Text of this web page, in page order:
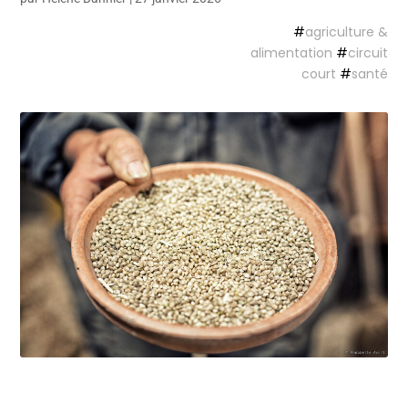
#agriculture &
alimentation #circuit
court #santé